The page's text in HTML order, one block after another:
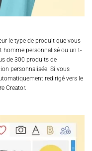
le type de produit que vous
homme personnalisé ou un t-
de 300 produits de
personnalisée. Si vous
redirigé vers le
Creator.